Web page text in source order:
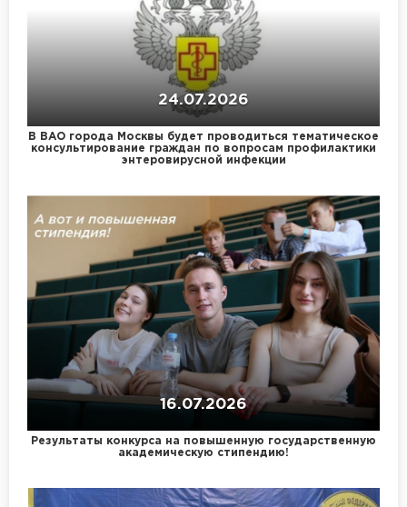
24.07.2026
В ВАО города Москвы будет проводиться тематическое
консультирование граждан по вопросам профилактики
энтеровирусной инфекции
16.07.2026
Результаты конкурса на повышенную государственную
академическую стипендию!